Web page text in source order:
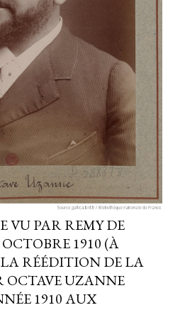
VU PAR REMY DE
1910 (À
RÉÉDITION DE LA
OCTAVE UZANNE
1910 AUX